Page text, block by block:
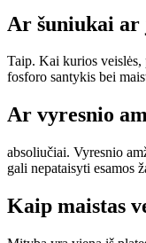
Ar šuniukai ar
Taip. Kai kurios
fosforo santykis bei
Ar vyresnio
absoliučiai. Vyresnio
gali nepataisyti esamos
Kaip maistas